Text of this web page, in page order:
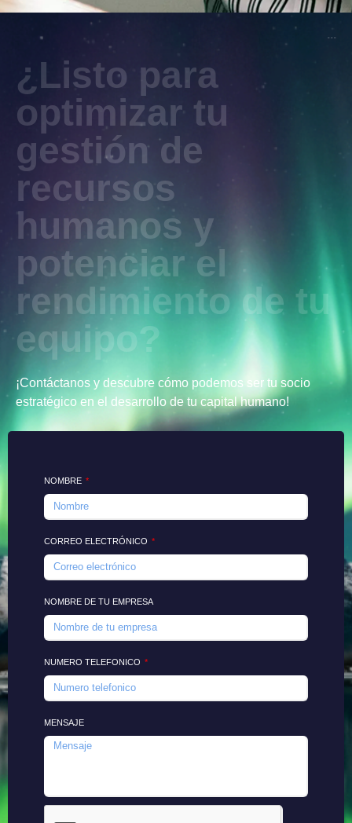
...
¿Listo para
optimizar tu
gestión de
recursos
humanos y
potenciar el
rendimiento de tu
equipo?
¡Contáctanos y descubre cómo podemos ser tu socio
estratégico en el desarrollo de tu capital humano!
NOMBRE
CORREO ELECTRÓNICO
NOMBRE DE TU EMPRESA
NUMERO TELEFONICO
MENSAJE